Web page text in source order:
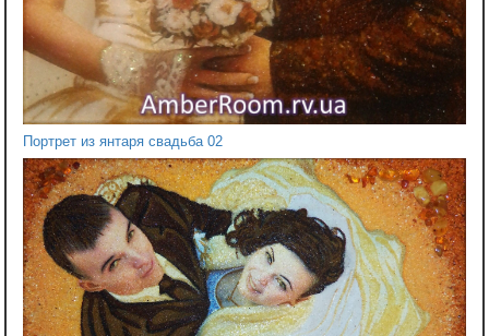
Портрет из янтаря свадьба 02